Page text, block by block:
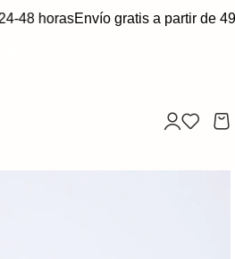
48 horasEnvío gratis a partir de